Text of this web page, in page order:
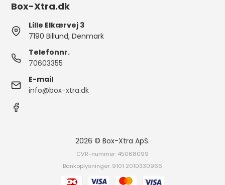
Box-Xtra.dk
Lille Elkærvej 3
7190 Billund, Denmark
Telefonnr.
70603355
E-mail
info@box-xtra.dk
2026 © Box-Xtra ApS.
CVR-nummer: 45068099
Bankoplysninger: 9101 2010330966